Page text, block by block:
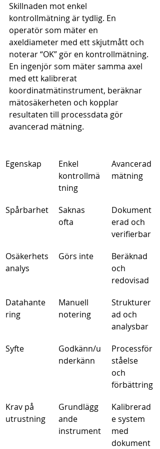
Skillnaden mot enkel
kontrollmätning är tydlig. En
operatör som mäter en
axeldiameter med ett skjutmått och
noterar “OK” gör en kontrollmätning.
En ingenjör som mäter samma axel
med ett kalibrerat
koordinatmätinstrument, beräknar
mätosäkerheten och kopplar
resultaten till processdata gör
avancerad mätning.
Egenskap
Enkel
kontrollmä
tning
Avancerad
mätning
Spårbarhet
Saknas
ofta
Dokument
erad och
verifierbar
Osäkerhets
analys
Görs inte
Beräknad
och
redovisad
Datahante
ring
Manuell
notering
Strukturer
ad och
analysbar
Syfte
Godkänn/u
nderkänn
Processför
ståelse
och
förbättring
Krav på
utrustning
Grundlägg
ande
instrument
Kalibrerad
e system
med
dokument